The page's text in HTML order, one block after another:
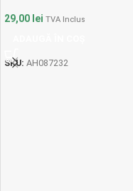
29,00 lei TVA Inclus
SKU: AH087232